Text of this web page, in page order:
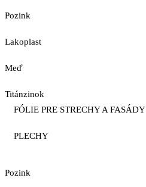
Pozink
Lakoplast
Meď
Titánzinok
FÓLIE PRE STRECHY A FASÁDY
PLECHY
Pozink